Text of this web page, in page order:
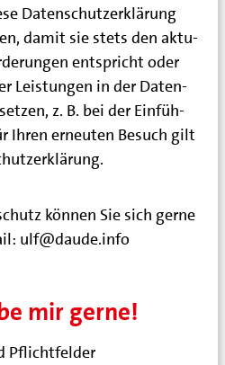
Daten­schutz­er­klä­rung
damit sie stets den aktu­
ent­spricht oder
Leis­tun­gen in der Daten­
z. B. bei der Ein­füh­
Ihren erneu­ten Besuch gilt
kön­nen Sie sich ger­ne
ulf@daude.info
mir gerne!
Pflichtfelder